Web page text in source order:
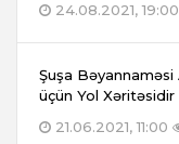
24.08.2021, 19:00
Şuşa
üçün Yol Xəritəsidir
21.06.2021, 11:00